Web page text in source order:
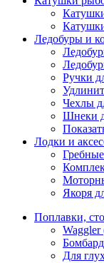
Ледобуры и
Ручки
Чехлы
Шнеки
Лодки и
Якоря
Поплавки,
Waggler
Для